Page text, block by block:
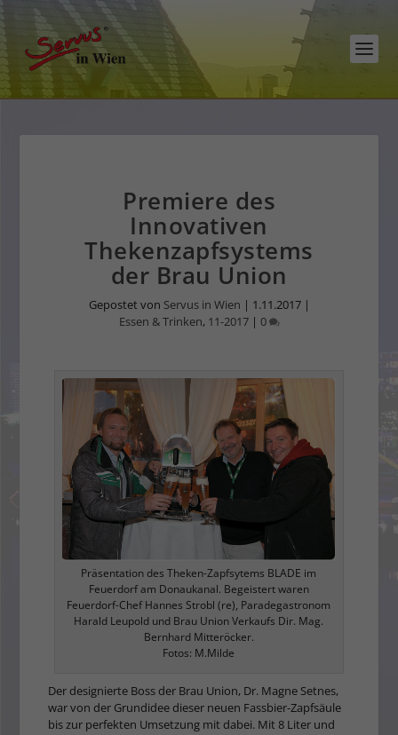
Premiere des
Innovativen
Thekenzapfsystems
der Brau Union
Gepostet von Servus in Wien | 1.11.2017|
Essen & Trinken, 11-2017| 0
Präsentation des Theken-Zapfsytems BLADE im
Feuerdorf am Donaukanal. Begeistert waren
Feuerdorf-Chef Hannes Strobl (re), Paradegastronom
Harald Leupold und Brau Union Verkaufs Dir. Mag.
Bernhard Mitteröcker.
Fotos: M.Milde
Der designierte Boss der Brau Union, Dr. Magne Setnes,
war von der Grundidee dieser neuen Fassbier-Zapfsäule
bis zur perfekten Umsetzung mit dabei. Mit 8 Liter und